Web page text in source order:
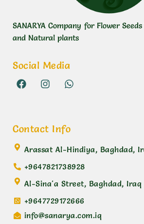
SANARYA Company for Flower
and Natural plants
Social Media
Contact Info
Arassat Al-Hindiya, Baghdad,
+9647821738928
Al-Sina'a Street, Baghdad, Iraq
+9647729172666
info@sanarya.com.iq